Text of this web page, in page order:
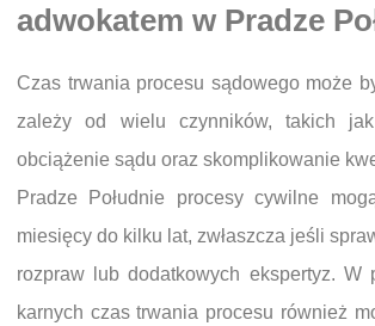
adwokatem w Pradze
Czas trwania procesu sądowego może
zależy od wielu czynników, takich
obciążenie sądu oraz skomplikowanie
Pradze Południe procesy cywilne
miesięcy do kilku lat, zwłaszcza jeśli
rozpraw lub dodatkowych ekspertyz. W
karnych czas trwania procesu również